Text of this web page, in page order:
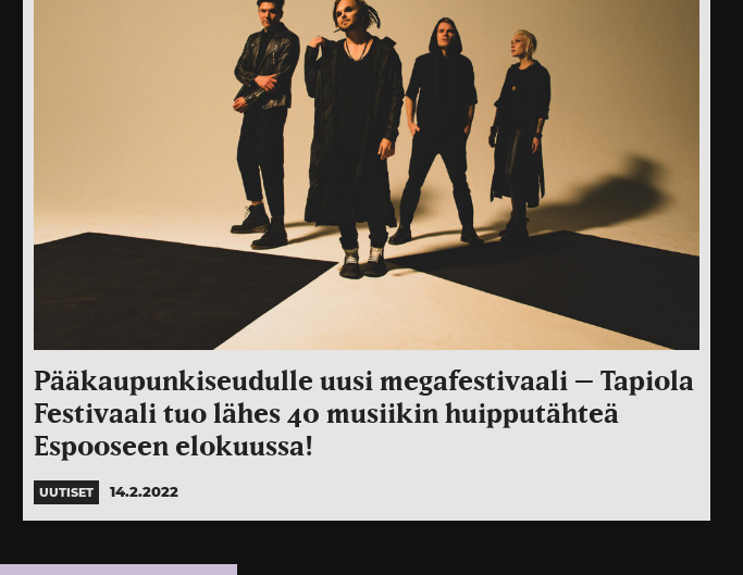
Pääkaupunkiseudulle uusi megafestivaali – Tapiola
Festivaali tuo lähes 40 musiikin huipputähteä
Espooseen elokuussa!
UUTISET 14.2.2022